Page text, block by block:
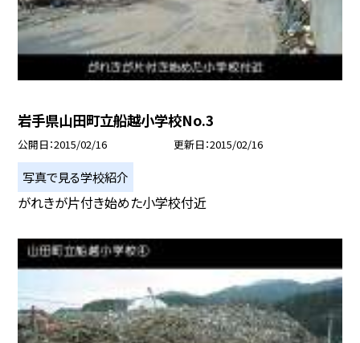
岩手県山田町立船越小学校No.3
公開日 2015/02/16 更新日 2015/02/16
写真で見る学校紹介
がれきが片付き始めた小学校付近